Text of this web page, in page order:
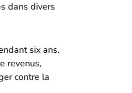
dans divers
six ans.
revenus,
contre la